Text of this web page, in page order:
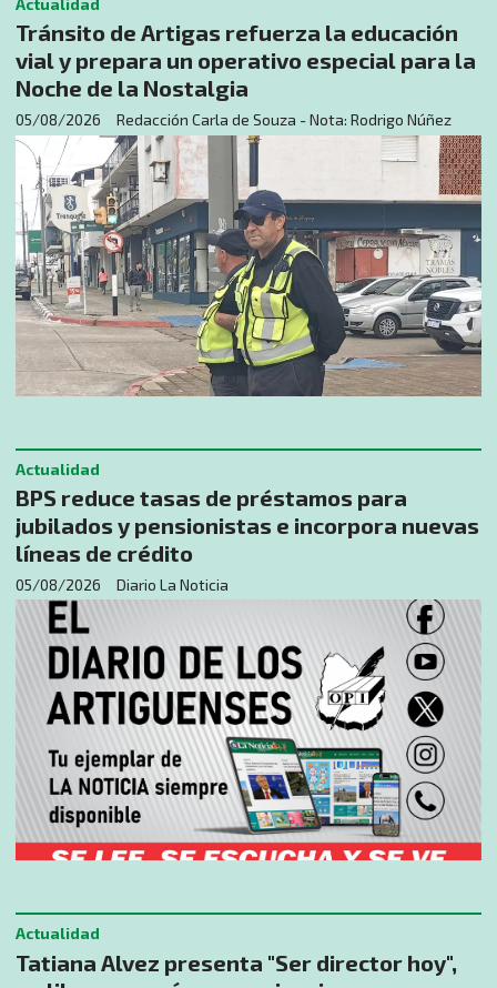
Tránsito de Artigas refuerza la educación
vial y prepara un operativo especial para la
Noche de la Nostalgia
Redacción Carla de Souza - Nota: Rodrigo Núñez
Actualidad
05/08/2026
BPS reduce tasas de préstamos para
jubilados y pensionistas e incorpora nuevas
líneas de crédito
Diario La Noticia
Actualidad
05/08/2026
Tatiana Alvez presenta "Ser director hoy",
Actualidad